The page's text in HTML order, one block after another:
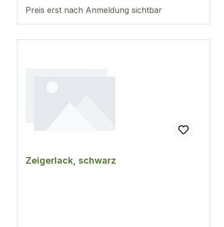
Preis erst nach Anmeldung sichtbar
Zeigerlack, schwarz